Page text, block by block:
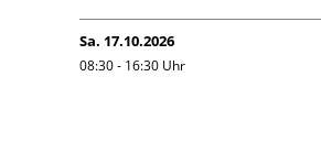
Sa. 17.10.2026
08:30 - 16:30 Uhr